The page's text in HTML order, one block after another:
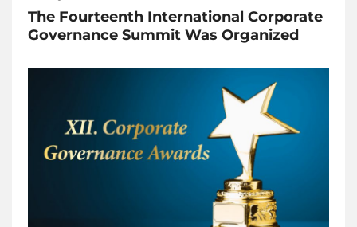
The Fourteenth International Corporate
Governance Summit Was Organized